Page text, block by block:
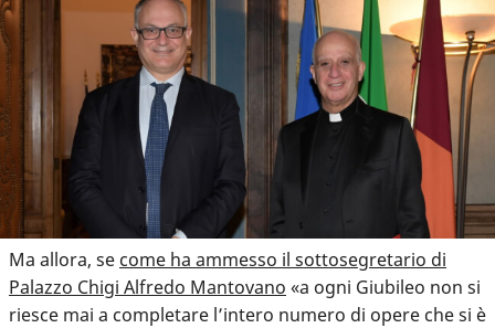
Ma allora, se come ha ammesso il sottosegretario di
Palazzo Chigi Alfredo Mantovano «a ogni Giubileo non si
riesce mai a completare l’intero numero di opere che si è